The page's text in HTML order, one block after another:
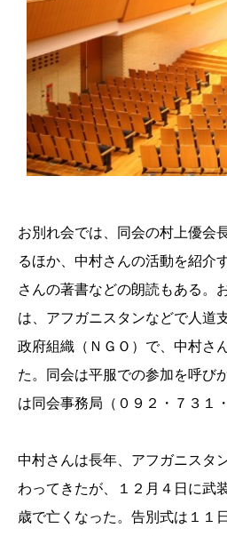
お別れ会では、同会の村上優会
るほか、中村さんの活動を紹介
さんの著書などの朗読もある。
は、アフガニスタンなどで人道
政府組織（ＮＧＯ）で、中村さ
た。同会は平服での参加を呼び
は同会事務局（０９２・７３１
中村さんは長年、アフガニスタ
わってきたが、１２月４日に武
歳で亡くなった。告別式は１１